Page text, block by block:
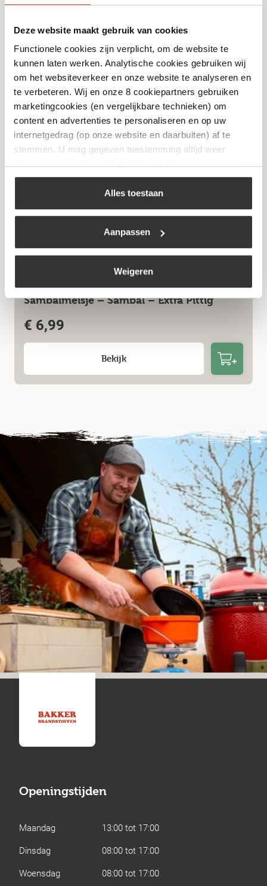
Deze website maakt gebruik van cookies
Functionele cookies zijn verplicht, om de website te
kunnen laten werken. Analytische cookies gebruiken wij
om het websiteverkeer en onze website te analyseren en
te verbeteren. Wij en onze 8 cookiepartners gebruiken
marketingcookies (en vergelijkbare technieken) om
content en advertenties te personaliseren en op uw
internetgedrag (op onze website en daarbuiten) af te
stemmen. U mag gegeven toestemming altijd weer
uw keuze op onze website verwijzen wij u naar ons
Alles toestaan
Aanpassen
Weigeren
Sambalmeisje – Sambal – Gemalen Pepers
Naturel
€4,99
Bekijk
Sambalmeisje – Sambal – Extra Pittig
€ 6,99
Bekijk
Openingstijden
Maandag
13:00 tot 17:00
Dinsdag
08:00 tot 17:00
Woensdag
08:00 tot 17:00